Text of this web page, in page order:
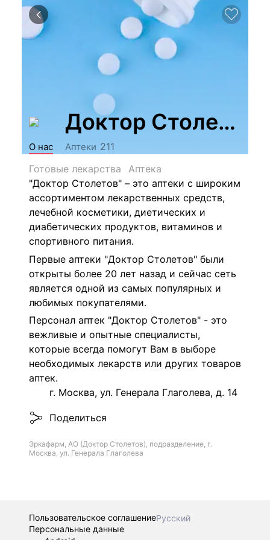
Доктор Столетов
О нас Аптеки 211
Готовые лекарства
Аптека
"Доктор Столетов" – это аптеки с широким
ассортиментом лекарственных средств,
лечебной косметики, диетических и
диабетических продуктов, витаминов и
спортивного питания.
Первые аптеки "Доктор Столетов" были
открыты более 20 лет назад и сейчас сеть
является одной из самых популярных и
любимых покупателями.
Персонал аптек "Доктор Столетов" - это
вежливые и опытные специалисты,
которые всегда помогут Вам в выборе
необходимых лекарств или других товаров
аптек.
г. Москва, ул. Генерала Глаголева, д. 14
Поделиться
Эркафарм, АО (Доктор Столетов), подразделение, г.
Москва, ул. Генерала Глаголева
Пользовательское соглашениеРусский
Персональные данные